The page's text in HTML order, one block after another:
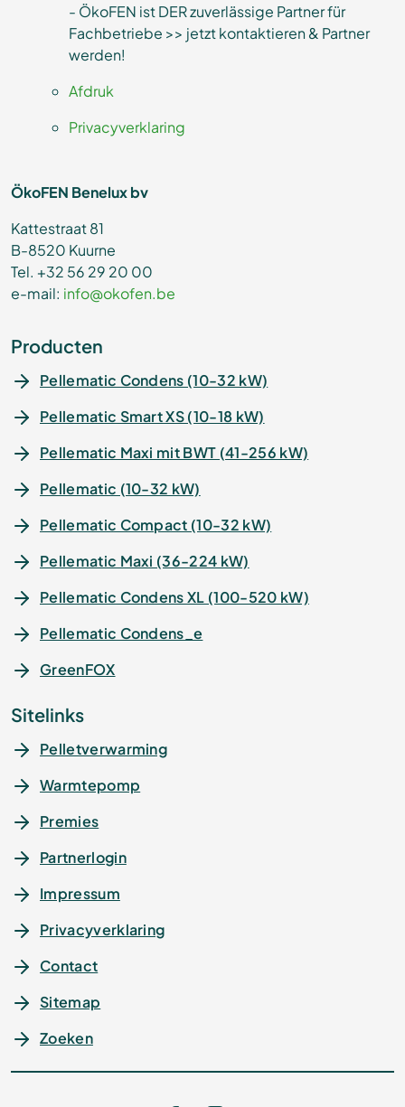
- ÖkoFEN ist DER zuverlässige Partner für
Fachbetriebe >> jetzt kontaktieren & Partner
werden!
Afdruk
Privacyverklaring
ÖkoFEN Benelux bv
Kattestraat 81
B-8520 Kuurne
Tel. +32 56 29 20 00
e-mail: info@okofen.be
Producten
Pellematic Condens (10-32 kW)
Pellematic Smart XS (10-18 kW)
Pellematic Maxi mit BWT (41-256 kW)
Pellematic (10-32 kW)
Pellematic Compact (10-32 kW)
Pellematic Maxi (36-224 kW)
Pellematic Condens XL (100-520 kW)
Pellematic Condens_e
GreenFOX
Sitelinks
Pelletverwarming
Warmtepomp
Premies
Partnerlogin
Impressum
Privacyverklaring
Contact
Sitemap
Zoeken